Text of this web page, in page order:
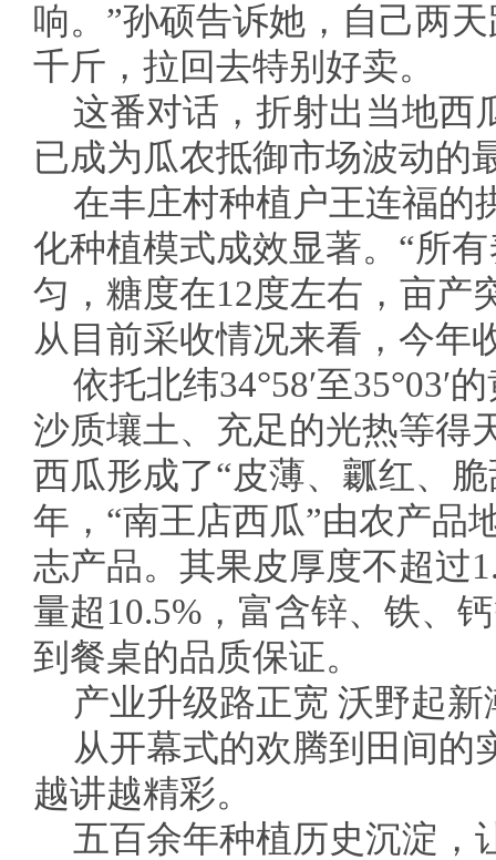
响。”孙硕告诉她，自己两
千斤，拉回去特别好卖。
这番对话，折射出当地
已成为瓜农抵御市场波动的
在丰庄村种植户王连福的
化种植模式成效显著。“所
匀，糖度在12度左右，亩产
从目前采收情况来看，今年
依托北纬34°58′至35°03′
沙质壤土、充足的光热等得
西瓜形成了“皮薄、瓤红、
年，“南王店西瓜”由农产品
志产品。其果皮厚度不超过
量超10.5%，富含锌、铁、
到餐桌的品质保证。
产业升级路正宽 沃野起新
从开幕式的欢腾到田间的
越讲越精彩。
五百余年种植历史沉淀，